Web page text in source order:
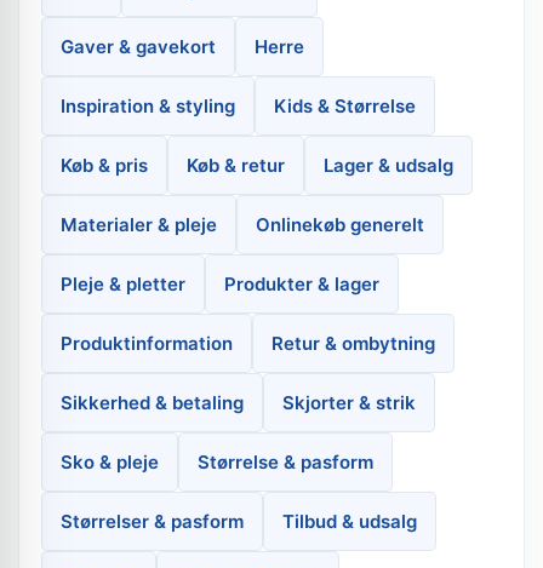
Gaver & gavekort Herre
Inspiration & styling Kids & Størrelse
Køb & pris Køb & retur Lager & udsalg
Materialer & pleje Onlinekøb generelt
Pleje & pletter Produkter & lager
Produktinformation Retur & ombytning
Sikkerhed & betaling Skjorter & strik
Sko & pleje Størrelse & pasform
Størrelser & pasform Tilbud & udsalg